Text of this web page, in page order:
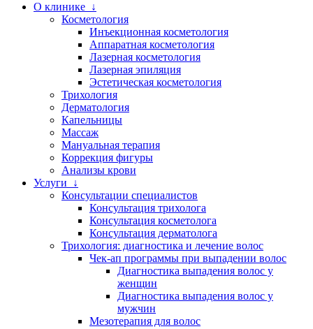
О клинике ↓
Косметология
Инъекционная косметология
Аппаратная косметология
Лазерная косметология
Лазерная эпиляция
Эстетическая косметология
Трихология
Дерматология
Капельницы
Массаж
Мануальная терапия
Коррекция фигуры
Анализы крови
Услуги ↓
Консультации специалистов
Консультация трихолога
Консультация косметолога
Консультация дерматолога
Трихология: диагностика и лечение волос
Чек-ап программы при выпадении волос
Диагностика выпадения волос у
женщин
Диагностика выпадения волос у
мужчин
Мезотерапия для волос